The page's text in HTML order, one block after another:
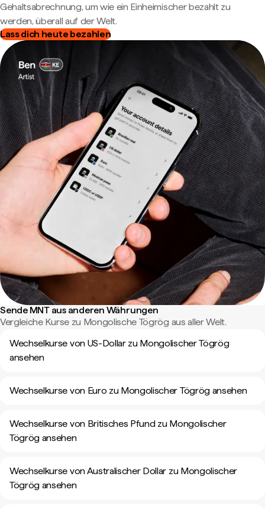
Gehaltsabrechnung, um wie ein Einheimischer bezahlt zu
werden, überall auf der Welt.
Lass dich heute bezahlen
Sende MNT aus anderen Währungen
Vergleiche Kurse zu Mongolische Tögrög aus aller Welt.
Wechselkurse von US-Dollar zu Mongolischer Tögrög
ansehen
Wechselkurse von Euro zu Mongolischer Tögrög ansehen
Wechselkurse von Britisches Pfund zu Mongolischer
Tögrög ansehen
Wechselkurse von Australischer Dollar zu Mongolischer
Tögrög ansehen